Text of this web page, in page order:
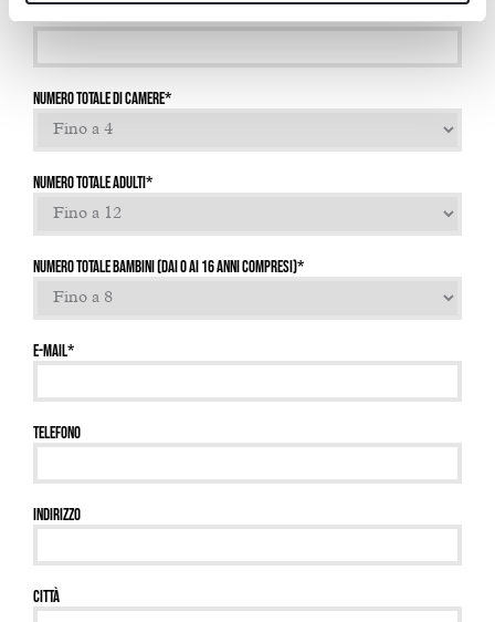
Cognome*
Numero totale di camere*
Numero totale adulti*
Numero totale bambini (Dai 0 ai 16 anni compresi)*
E-mail*
Telefono
Indirizzo
Città